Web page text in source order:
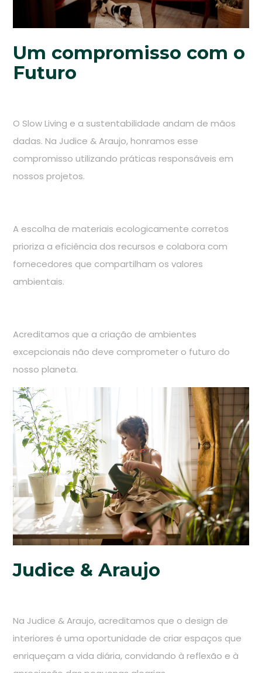
Um compromisso com o
Futuro
O Slow Living e a sustentabilidade andam de mãos
dadas. Na Judice & Araujo, honramos esse
compromisso utilizando práticas responsáveis em
nossos projetos.
A escolha de materiais ecologicamente corretos
prioriza a eficiência dos recursos e colabora com
fornecedores que compartilham os valores
ambientais.
Acreditamos que a criação de ambientes
excepcionais não deve comprometer o futuro do
nosso planeta.
Judice & Araujo
Na Judice & Araujo, acreditamos que o design de
interiores é uma oportunidade de criar espaços que
enriqueçam a vida diária, convidando à reflexão e à